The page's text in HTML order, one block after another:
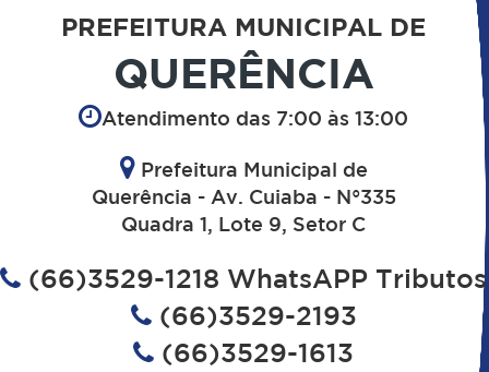
PREFEITURA MUNICIPAL DE
QUERÊNCIA
Atendimento das 7:00 às 13:00
Prefeitura Municipal de
Querência - Av. Cuiaba - N°335
Quadra 1, Lote 9, Setor C
(66)3529-1218 WhatsAPP Tributos
(66)3529-2193
(66)3529-1613